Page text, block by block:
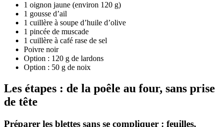
1 oignon jaune (environ 120 g)
1 gousse d’ail
1 cuillère à soupe d’huile d’olive
1 pincée de muscade
1 cuillère à café rase de sel
Poivre noir
Option : 120 g de lardons
Option : 50 g de noix
Les étapes : de la poêle au four, sans prise
de tête
Préparer les blettes sans se compliquer : feuilles,